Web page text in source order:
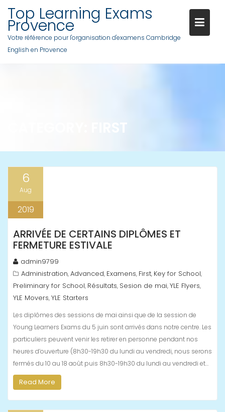
content
Top Learning Exams
Provence
Votre référence pour l'organisation d'examens Cambridge
English en Provence
FIRST
6
Aug
2019
ARRIVÉE DE CERTAINS DIPLÔMES ET
FERMETURE ESTIVALE
admin9799
Administration,Advanced, Examens, First, Key for School,
Preliminary for School, Résultats, Sesion de mai,YLE Flyers,
YLE Movers,YLE Starters
Les diplômes des sessions de mai ainsi que de la session de
Young Learners Exams du 5 juin sont arrivés dans notre centre. Les
particuliers peuvent venir les retirer en personne pendant nos
heures d’ouverture (8h30-19h30 du lundi au vendredi, nous serons
fermés du 10 au 18 août puis 8h30-19h30 du lundi au vendredi et…
Read More